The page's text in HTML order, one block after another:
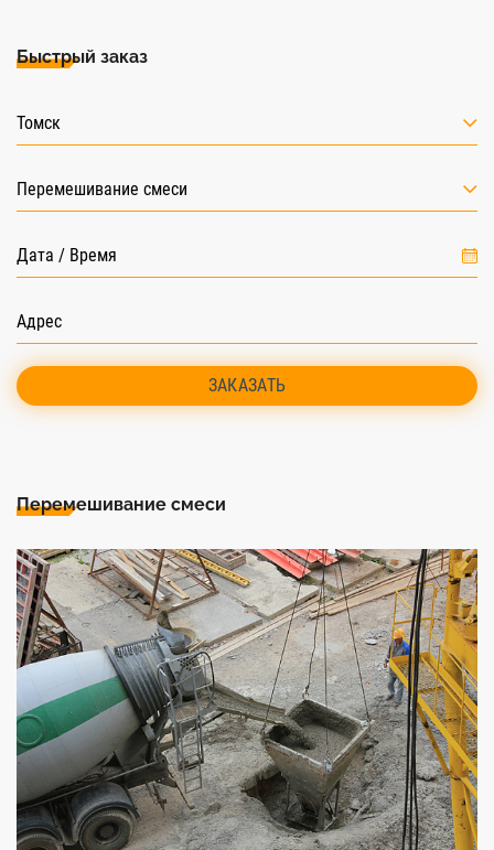
Быстрый заказ
Томск
Перемешивание смеси
ЗАКАЗАТЬ
Перемешивание смеси